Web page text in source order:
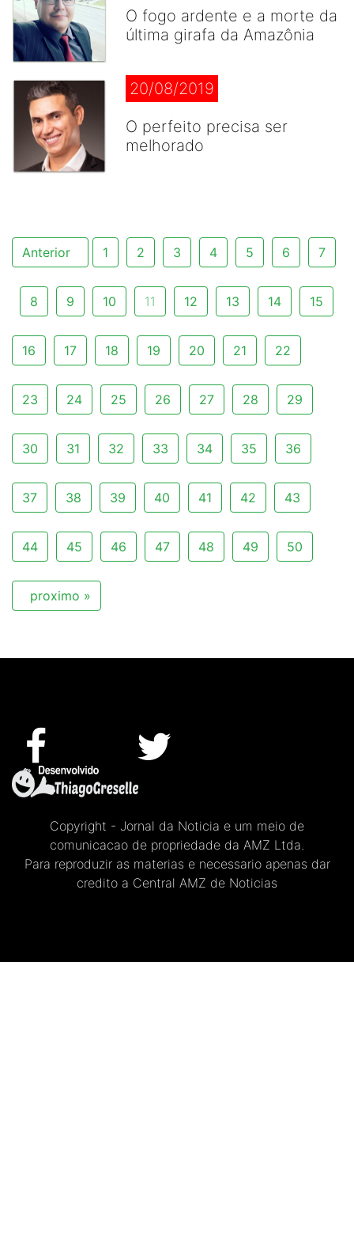
O fogo ardente e a morte da
última girafa da Amazônia
20/08/2019
O perfeito precisa ser
melhorado
Anterior 1 2 3 4 5 6 7
8 9 10 11 12 13 14 15
16 17 18 19 20 21 22
23 24 25 26 27 28 29
30 31 32 33 34 35 36
37 38 39 40 41 42 43
44 45 46 47 48 49 50
proximo »
Copyright - Jornal da Noticia e um meio de
comunicacao de propriedade da AMZ Ltda.
Para reproduzir as materias e necessario apenas dar
credito a Central AMZ de Noticias